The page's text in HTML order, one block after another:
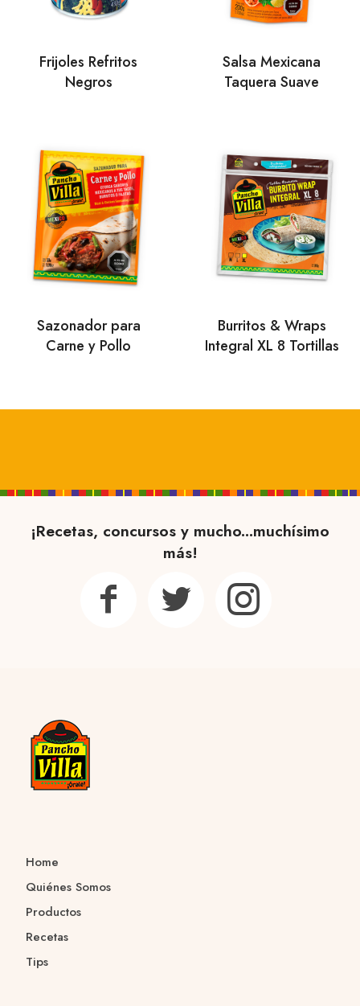
Frijoles Refritos
Negros
Salsa Mexicana
Taquera Suave
Sazonador para
Carne y Pollo
Burritos & Wraps
Integral XL 8 Tortillas
¡Recetas, concursos y mucho...muchísimo
más!
Home
Quiénes Somos
Productos
Recetas
Tips